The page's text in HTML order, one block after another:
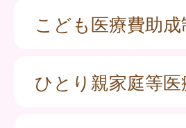
こども医療費助成
ひとり親家庭等